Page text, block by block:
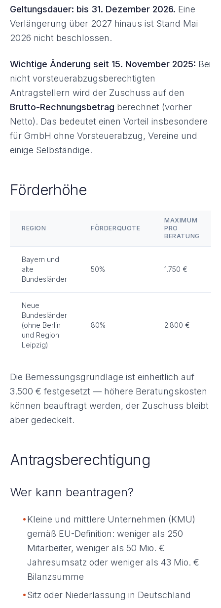
Geltungsdauer: bis 31. Dezember 2026. Eine
Verlängerung über 2027 hinaus ist Stand Mai
2026 nicht beschlossen.
Wichtige Änderung seit 15. November 2025: Bei
nicht vorsteuerabzugsberechtigten
Antragstellern wird der Zuschuss auf den
Brutto-Rechnungsbetrag berechnet (vorher
Netto). Das bedeutet einen Vorteil insbesondere
für GmbH ohne Vorsteuerabzug, Vereine und
einige Selbständige.
Förderhöhe
REGION FÖRDERQUOTE
MAXIMUM
PRO
BERATUNG
Bayern und
alte
Bundesländer
50% 1.750 €
Neue
Bundesländer
(ohne Berlin
und Region
Leipzig)
80% 2.800 €
Die Bemessungsgrundlage ist einheitlich auf
3.500 € festgesetzt — höhere Beratungskosten
können beauftragt werden, der Zuschuss bleibt
aber gedeckelt.
Antragsberechtigung
Wer kann beantragen?
•Kleine und mittlere Unternehmen (KMU)
gemäß EU-Definition: weniger als 250
Mitarbeiter, weniger als 50 Mio. €
Jahresumsatz oder weniger als 43 Mio. €
Bilanzsumme
•Sitz oder Niederlassung in Deutschland